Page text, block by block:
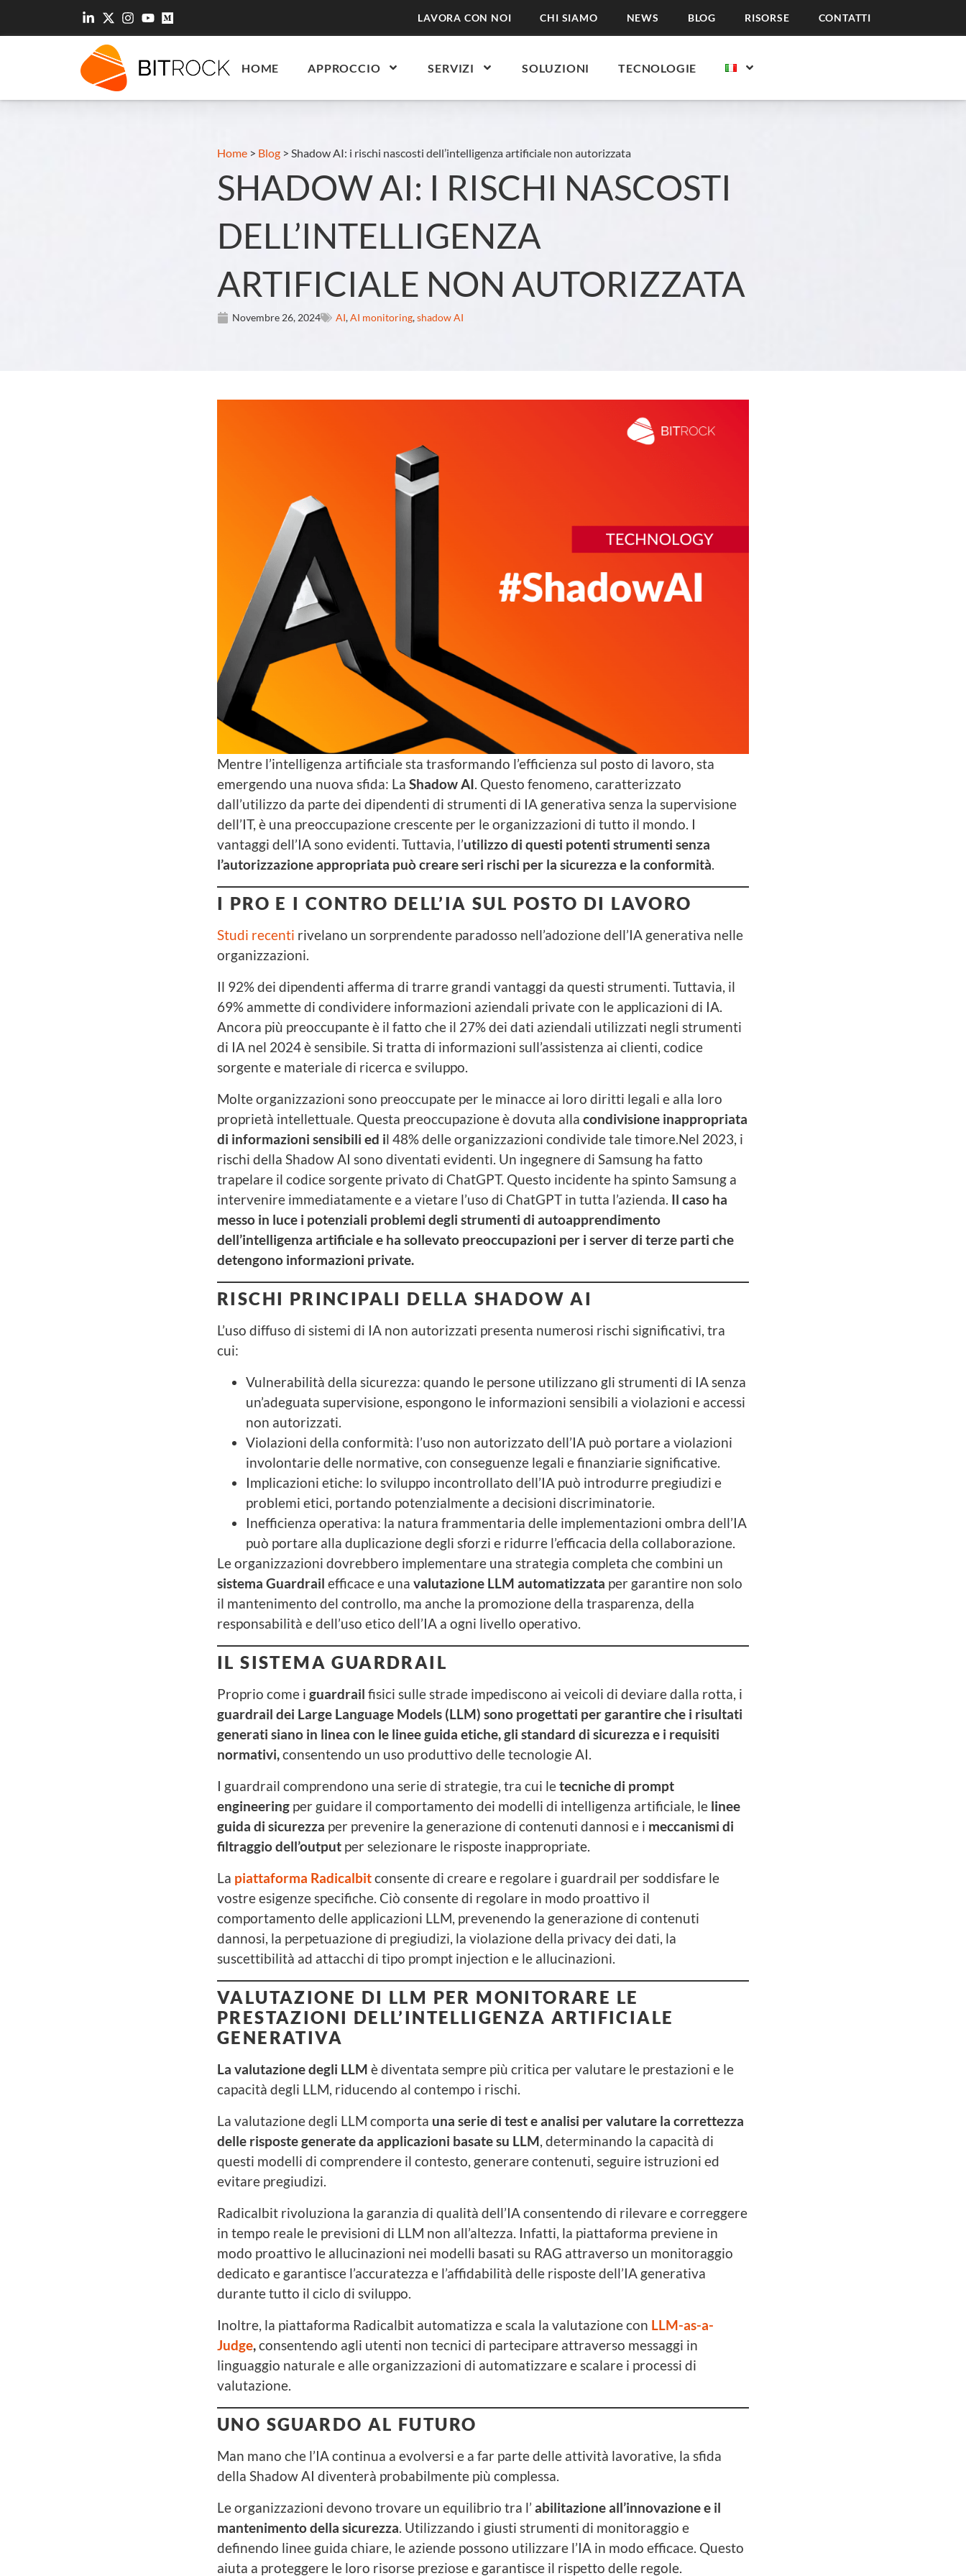
LAVORA CON NOI CHI SIAMO NEWS BLOG RISORSE CONTATTI
HOME APPROCCIO SERVIZI SOLUZIONI TECNOLOGIE
Home > Blog > Shadow AI: i rischi nascosti dell’intelligenza artificiale non autorizzata
SHADOW AI: I RISCHI NASCOSTI
DELL’INTELLIGENZA
ARTIFICIALE NON AUTORIZZATA
Novembre 26, 2024 AI,AI monitoring,shadow AI
Mentre l’intelligenza artificiale sta trasformando l’efficienza sul posto di lavoro, sta
emergendo una nuova sfida: La ShadowAI. Questo fenomeno, caratterizzato
dall’utilizzo da parte dei dipendenti di strumenti di IA generativa senza la supervisione
dell’IT, è una preoccupazione crescente per le organizzazioni di tutto il mondo. I
vantaggi dell’IA sono evidenti. Tuttavia, l’utilizzo di questi potenti strumenti senza
l’autorizzazione appropriata può creare seri rischi per la sicurezza e la conformità.
I PRO E I CONTRO DELL’IA SUL POSTO DI LAVORO
Studi recenti rivelano un sorprendente paradosso nell’adozione dell’IA generativa nelle
organizzazioni.
Il 92% dei dipendenti afferma di trarre grandi vantaggi da questi strumenti. Tuttavia, il
69% ammette di condividere informazioni aziendali private con le applicazioni di IA.
Ancora più preoccupante è il fatto che il 27% dei dati aziendali utilizzati negli strumenti
di IA nel 2024 è sensibile. Si tratta di informazioni sull’assistenza ai clienti, codice
sorgente e materiale di ricerca e sviluppo.
Molte organizzazioni sono preoccupate per le minacce ai loro diritti legali e alla loro
proprietà intellettuale. Questa preoccupazione è dovuta alla condivisione inappropriata
di informazioni sensibili ed il 48% delle organizzazioni condivide tale timore.Nel 2023, i
rischi della Shadow AI sono diventati evidenti. Un ingegnere di Samsung ha fatto
trapelare il codice sorgente privato di ChatGPT. Questo incidente ha spinto Samsung a
intervenire immediatamente e a vietare l’uso di ChatGPT in tutta l’azienda. Il caso ha
messo in luce i potenziali problemi degli strumenti di autoapprendimento
dell’intelligenza artificiale e ha sollevato preoccupazioni per i server di terze parti che
detengono informazioni private.
RISCHI PRINCIPALI DELLA SHADOW AI
L’uso diffuso di sistemi di IA non autorizzati presenta numerosi rischi significativi, tra
cui:
Vulnerabilità della sicurezza: quando le persone utilizzano gli strumenti di IA senza
un’adeguata supervisione, espongono le informazioni sensibili a violazioni e accessi
non autorizzati.
Violazioni della conformità: l’uso non autorizzato dell’IA può portare a violazioni
involontarie delle normative, con conseguenze legali e finanziarie significative.
Implicazioni etiche: lo sviluppo incontrollato dell’IA può introdurre pregiudizi e
problemi etici, portando potenzialmente a decisioni discriminatorie.
Inefficienza operativa: la natura frammentaria delle implementazioni ombra dell’IA
può portare alla duplicazione degli sforzi e ridurre l’efficacia della collaborazione.
Le organizzazioni dovrebbero implementare una strategia completa che combini un
sistema Guardrail efficace e una valutazione LLM automatizzata per garantire non solo
il mantenimento del controllo, ma anche la promozione della trasparenza, della
responsabilità e dell’uso etico dell’IA a ogni livello operativo.
IL SISTEMA GUARDRAIL
Proprio come i guardrail fisici sulle strade impediscono ai veicoli di deviare dalla rotta, i
guardrail dei Large Language Models (LLM) sono progettati per garantire che i risultati
generati siano in linea con le linee guida etiche, gli standard di sicurezza e i requisiti
normativi,consentendo un uso produttivo delle tecnologie AI.
I guardrail comprendono una serie di strategie, tra cui letecniche di prompt
engineering per guidare il comportamento dei modelli di intelligenza artificiale, le linee
guida di sicurezza per prevenire la generazione di contenuti dannosi e i meccanismi di
filtraggio dell’output per selezionare le risposte inappropriate.
La piattaforma Radicalbitconsente di creare e regolare i guardrail per soddisfare le
vostre esigenze specifiche. Ciò consente di regolare in modo proattivo il
comportamento delle applicazioni LLM, prevenendo la generazione di contenuti
dannosi, la perpetuazione di pregiudizi, la violazione della privacy dei dati, la
suscettibilità ad attacchi di tipo prompt injection e le allucinazioni.
VALUTAZIONE DI LLM PER MONITORARE LE
PRESTAZIONI DELL’INTELLIGENZA ARTIFICIALE
GENERATIVA
La valutazione degli LLM è diventata sempre più critica per valutare le prestazioni e le
capacità degli LLM, riducendo al contempo i rischi.
La valutazione degli LLM comporta una serie di test e analisi per valutare la correttezza
delle risposte generate da applicazioni basate su LLM, determinando la capacità di
questi modelli di comprendere il contesto, generare contenuti, seguire istruzioni ed
evitare pregiudizi.
Radicalbit rivoluziona la garanzia di qualità dell’IA consentendo di rilevare e correggere
in tempo reale le previsioni di LLM non all’altezza. Infatti, la piattaforma previene in
modo proattivo le allucinazioni nei modelli basati su RAG attraverso un monitoraggio
dedicato e garantisce l’accuratezza e l’affidabilità delle risposte dell’IA generativa
durante tutto il ciclo di sviluppo.
Inoltre, la piattaforma Radicalbit automatizza e scala la valutazione con LLM-as-a-
Judge,consentendo agli utenti non tecnici di partecipare attraverso messaggi in
linguaggio naturale e alle organizzazioni di automatizzare e scalare i processi di
valutazione.
UNO SGUARDO AL FUTURO
Man mano che l’IA continua a evolversi e a far parte delle attività lavorative, la sfida
della Shadow AI diventerà probabilmente più complessa.
Le organizzazioni devono trovare un equilibrio tra l’ abilitazione all’innovazione e il
mantenimento della sicurezza. Utilizzando i giusti strumenti di monitoraggio e
definendo linee guida chiare, le aziende possono utilizzare l’IA in modo efficace. Questo
aiuta a proteggere le loro risorse preziose e garantisce il rispetto delle regole.